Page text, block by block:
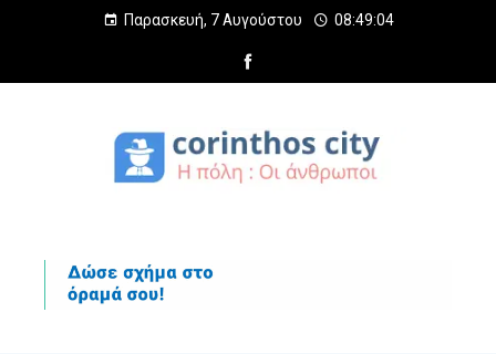
Παρασκευή, 7 Αυγούστου 08:49:05